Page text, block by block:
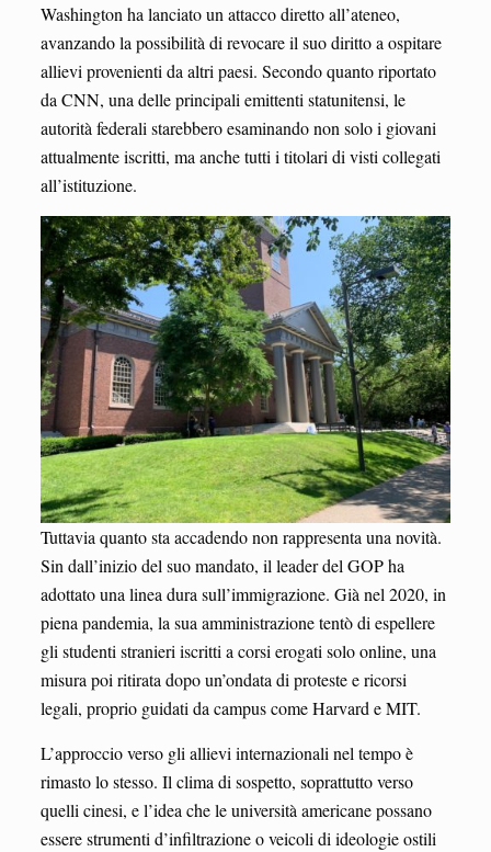
Washington ha lanciato un attacco diretto all’ateneo,
avanzando la possibilità di revocare il suo diritto a ospitare
allievi provenienti da altri paesi. Secondo quanto riportato
da CNN, una delle principali emittenti statunitensi, le
autorità federali starebbero esaminando non solo i giovani
attualmente iscritti, ma anche tutti i titolari di visti collegati
all’istituzione.
Tuttavia quanto sta accadendo non rappresenta una novità.
Sin dall’inizio del suo mandato, il leader del GOP ha
adottato una linea dura sull’immigrazione. Già nel 2020, in
piena pandemia, la sua amministrazione tentò di espellere
gli studenti stranieri iscritti a corsi erogati solo online, una
misura poi ritirata dopo un’ondata di proteste e ricorsi
legali, proprio guidati da campus come Harvard e MIT.
L’approccio verso gli allievi internazionali nel tempo è
rimasto lo stesso. Il clima di sospetto, soprattutto verso
quelli cinesi, e l’idea che le università americane possano
essere strumenti d’infiltrazione o veicoli di ideologie ostili